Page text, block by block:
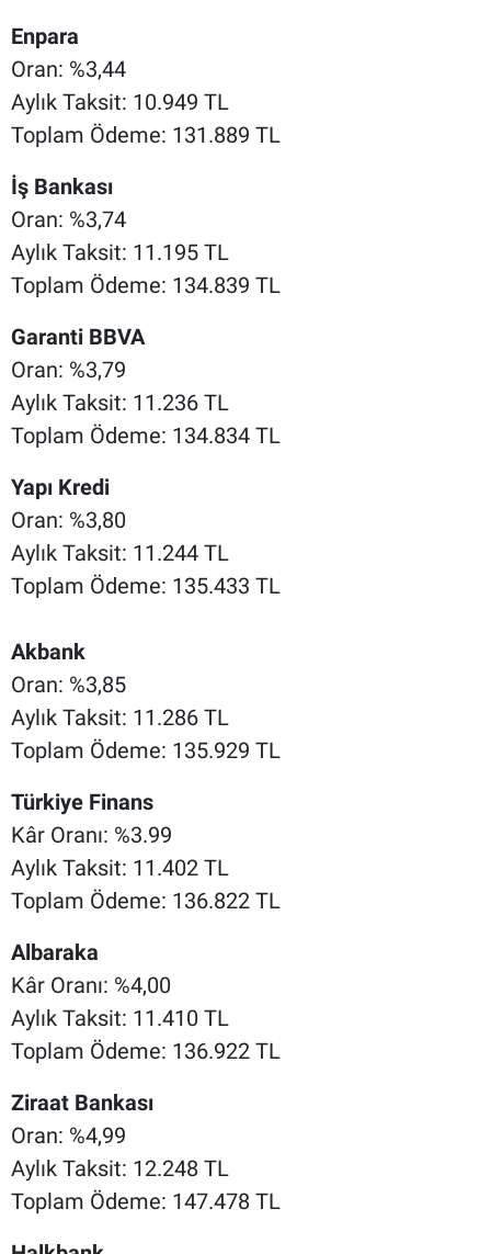
Enpara
Oran: %3,44
Aylık Taksit: 10.949 TL
Toplam Ödeme: 131.889 TL
İş Bankası
Oran: %3,74
Aylık Taksit: 11.195 TL
Toplam Ödeme: 134.839 TL
Garanti BBVA
Oran: %3,79
Aylık Taksit: 11.236 TL
Toplam Ödeme: 134.834 TL
Yapı Kredi
Oran: %3,80
Aylık Taksit: 11.244 TL
Toplam Ödeme: 135.433 TL
Akbank
Oran: %3,85
Aylık Taksit: 11.286 TL
Toplam Ödeme: 135.929 TL
Türkiye Finans
Kâr Oranı: %3.99
Aylık Taksit: 11.402 TL
Toplam Ödeme: 136.822 TL
Albaraka
Kâr Oranı: %4,00
Aylık Taksit: 11.410 TL
Toplam Ödeme: 136.922 TL
Ziraat Bankası
Oran: %4,99
Aylık Taksit: 12.248 TL
Toplam Ödeme: 147.478 TL